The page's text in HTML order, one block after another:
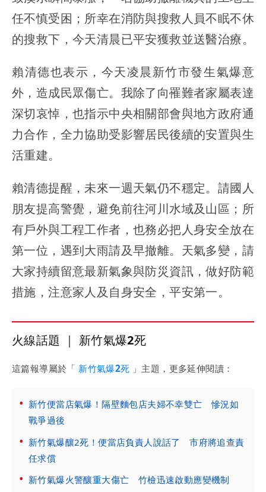
任不慎受困；所幸在消防與搜救人員不眠不休
的搜救下，今天清晨已平安獲救並送醫治療。
賴清德也表示，今天凌晨新竹市發生氣爆意
外，造成民眾傷亡。我除了向罹難者家屬表達
深切哀悼，也指示中央相關部會與地方政府通
力合作，全力協助受影響居民後續的安置與生
活重建。
賴清德提醒，未來一週天氣仍不穩定。請國人
朋友提高警覺，避免前往河川水域及山區；所
有戶外與工程工作者，也務必把人身安全放在
第一位，遇到大雨請及早撤離。天氣多變，請
大家持續留意最新氣象與防災資訊，做好防範
措施，注意家人及自身安全，平安第一。
火線話題 ｜ 新竹氣爆2死
這篇報導屬於「 新竹氣爆2死 」主題，更多延伸閱讀：
新竹便當店氣爆！隔壁麵包店夫婦不幸雙亡 慘況如
戰爭過後
新竹氣爆釀2死！便當店負責人說話了 市府將追查責
任求償
新竹氣爆火警釀重大傷亡 竹檢迅速啟動應變機制